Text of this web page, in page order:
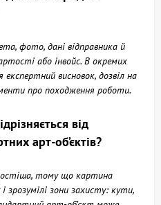
фото, дані відправника й
або інвойс. В окремих
висновок, дозвіл на
про походження роботи.
від
арт-об’єктів?
тому що картина
зрозумілі зони захисту: кути,